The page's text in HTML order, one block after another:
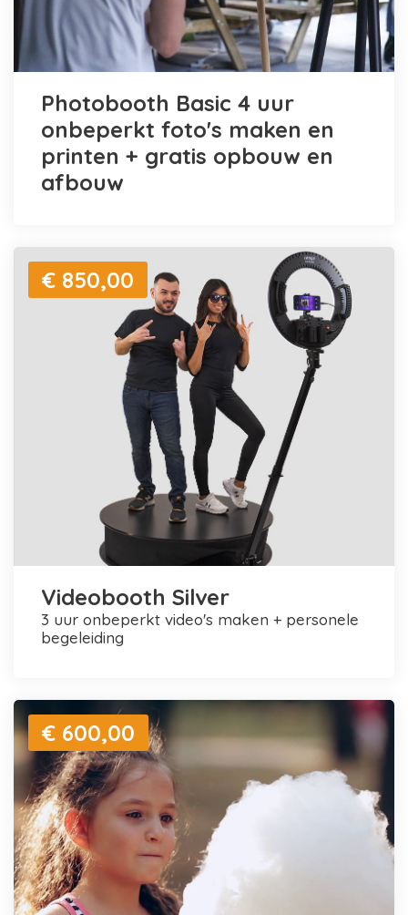
Photobooth Basic 4 uur
onbeperkt foto's maken en
printen + gratis opbouw en
afbouw
€ 850,00
Videobooth Silver
3 uur onbeperkt video's maken + personele
begeleiding
€ 600,00